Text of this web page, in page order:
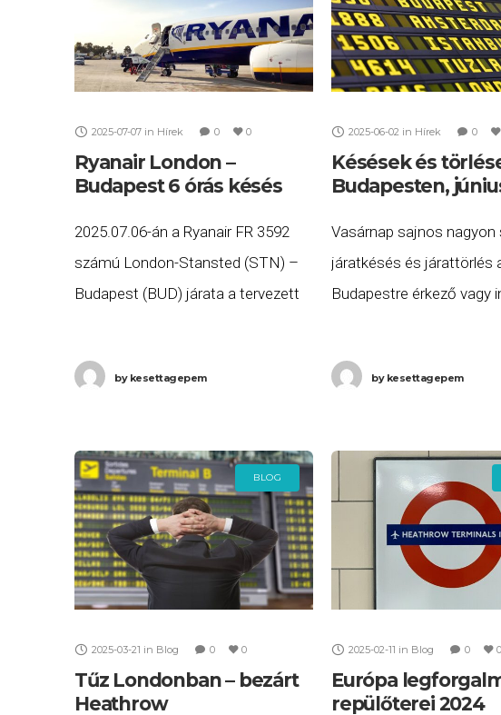
2025-07-07 in Hírek 0 0
Ryanair London –
Budapest 6 órás késés
2025.07.06-án a Ryanair FR 3592
számú London-Stansted (STN) –
Budapest (BUD) járata a tervezett
meg Budapestre. Ha Ön a
bykesettagepem
2025-06-02 in Hírek 0
Késések és
Budapesten,
Vasárnap sajnos nagyon
járatkésés és járattörlés
Budapestre érkező vagy
június 1-én (vasárnap) a
bykesettagepem
BLOG
2025-03-21 in Blog 0 0
Tűz Londonban – bezárt
Heathrow
2025-02-11 in Blog 0 0
Európa
repülőterei 2024